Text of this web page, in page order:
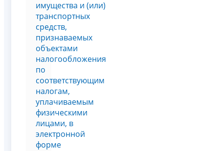
имущества и (или)
транспортных
средств,
признаваемых
объектами
налогообложения
по
соответствующим
налогам,
уплачиваемым
физическими
лицами, в
электронной
форме